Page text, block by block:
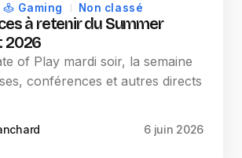
Gaming Non classé
à retenir du Summer
2026
of Play mardi soir, la semaine
conférences et autres directs
6 juin 2026